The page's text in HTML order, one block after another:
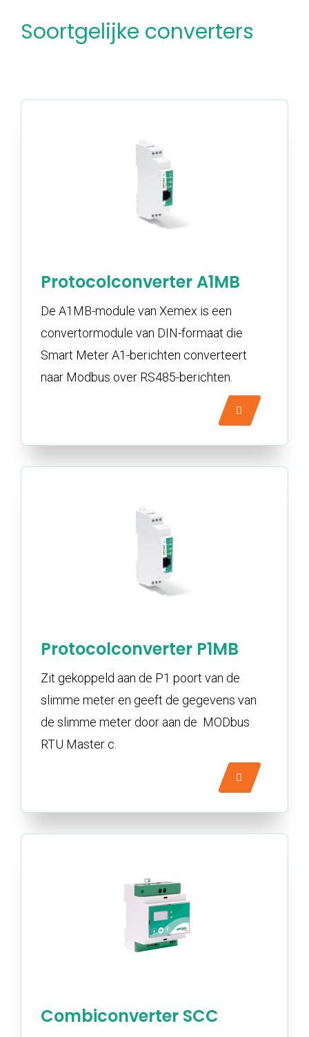
Soortgelijke converters
Protocolconverter A1MB
De A1MB-module van Xemex is een
convertormodule van DIN-formaat die
Smart Meter A1-berichten converteert
naar Modbus over RS485-berichten.
Protocolconverter P1MB
Zit gekoppeld aan de P1 poort van de
slimme meter en geeft de gegevens van
de slimme meter door aan de MODbus
RTU Master c.
Combiconverter SCC